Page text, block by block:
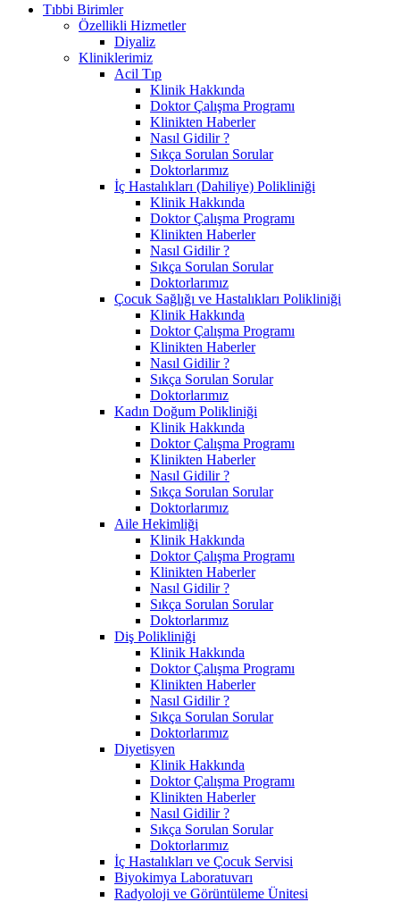
Tıbbi Birimler
Özellikli Hizmetler
Diyaliz
Kliniklerimiz
Acil Tıp
Klinik Hakkında
Doktor Çalışma Programı
Klinikten Haberler
Nasıl Gidilir ?
Sıkça Sorulan Sorular
Doktorlarımız
İç Hastalıkları (Dahiliye) Polikliniği
Klinik Hakkında
Doktor Çalışma Programı
Klinikten Haberler
Nasıl Gidilir ?
Sıkça Sorulan Sorular
Doktorlarımız
Çocuk Sağlığı ve Hastalıkları Polikliniği
Klinik Hakkında
Doktor Çalışma Programı
Klinikten Haberler
Nasıl Gidilir ?
Sıkça Sorulan Sorular
Doktorlarımız
Kadın Doğum Polikliniği
Klinik Hakkında
Doktor Çalışma Programı
Klinikten Haberler
Nasıl Gidilir ?
Sıkça Sorulan Sorular
Doktorlarımız
Aile Hekimliği
Klinik Hakkında
Doktor Çalışma Programı
Klinikten Haberler
Nasıl Gidilir ?
Sıkça Sorulan Sorular
Doktorlarımız
Diş Polikliniği
Klinik Hakkında
Doktor Çalışma Programı
Klinikten Haberler
Nasıl Gidilir ?
Sıkça Sorulan Sorular
Doktorlarımız
Diyetisyen
Klinik Hakkında
Doktor Çalışma Programı
Klinikten Haberler
Nasıl Gidilir ?
Sıkça Sorulan Sorular
Doktorlarımız
İç Hastalıkları ve Çocuk Servisi
Biyokimya Laboratuvarı
Radyoloji ve Görüntüleme Ünitesi